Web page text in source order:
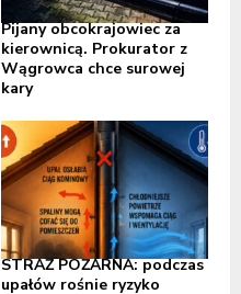
Pijany obcokrajowiec za
kierownicą. Prokurator z
Wągrowca chce surowej
kary
STRAŻ POŻARNA: podczas
upałów rośnie ryzyko